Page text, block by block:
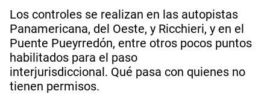
Los controles se realizan en las autopistas
Panamericana, del Oeste, y Ricchieri, y en el
Puente Pueyrredón, entre otros pocos puntos
habilitados para el paso
interjurisdiccional. Qué pasa con quienes no
tienen permisos.